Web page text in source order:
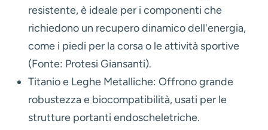
resistente, è ideale per i componenti che
richiedono un recupero dinamico dell'energia,
come i piedi per la corsa o le attività sportive
(Fonte: Protesi Giansanti).
Titanio e Leghe Metalliche: Offrono grande
robustezza e biocompatibilità, usati per le
strutture portanti endoscheletriche.